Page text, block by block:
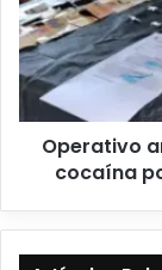
Operativo
cocaína